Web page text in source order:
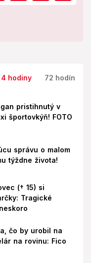
4 hodiny 72 hodín
pristihnutý v
športovkýň! FOTO
správu o malom
týždne života!
(† 15) si
Tragické
čo by urobil na
na rovinu: Fico